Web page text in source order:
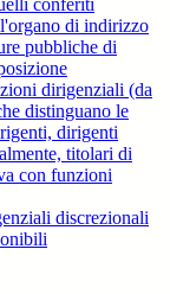
conferiti
di indirizzo
pubbliche di
dirigenziali (da
distinguano le
dirigenti
titolari di
con funzioni
discrezionali